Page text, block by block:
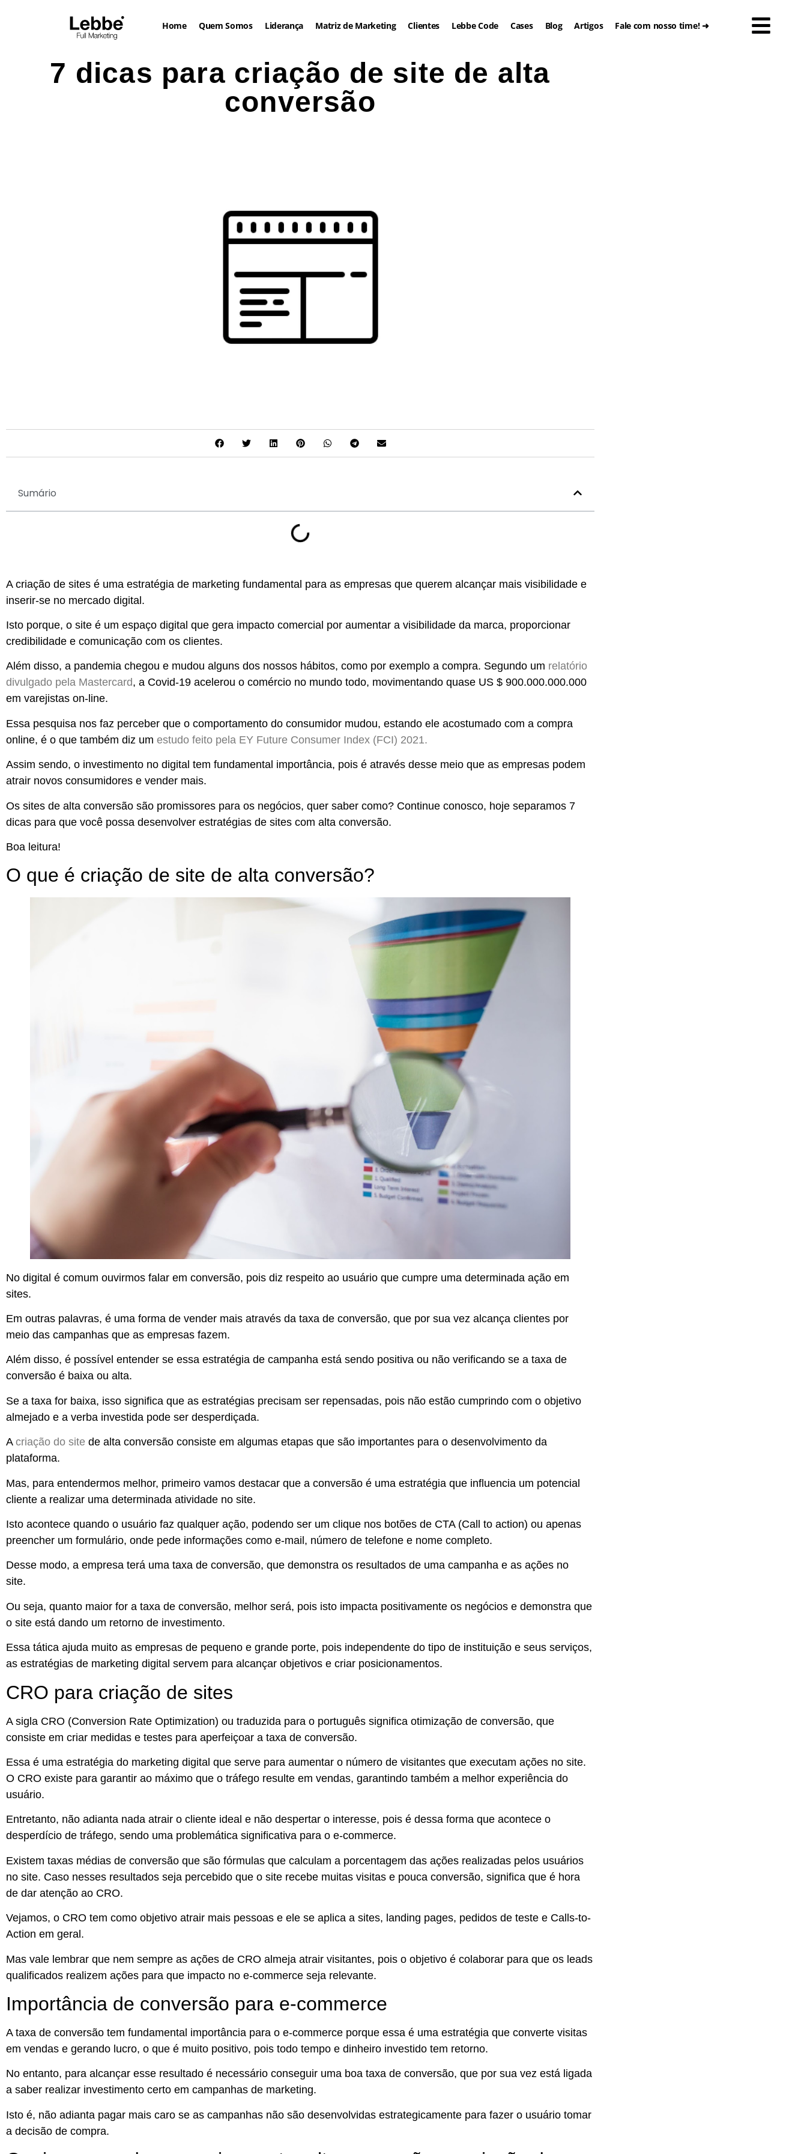
Home Quem Somos Liderança Matriz de Marketing Clientes Lebbe Code Cases Blog Artigos Fale com nosso time! ➜
7 dicas para criação de site de alta
conversão
Sumário
A criação de sites é uma estratégia de marketing fundamental para as empresas que querem alcançar mais visibilidade e
inserir-se no mercado digital.
Isto porque, o site é um espaço digital que gera impacto comercial por aumentar a visibilidade da marca, proporcionar
credibilidade e comunicação com os clientes.
Além disso, a pandemia chegou e mudou alguns dos nossos hábitos, como por exemplo a compra. Segundo um relatório
divulgado pela Mastercard, a Covid-19 acelerou o comércio no mundo todo, movimentando quase US $ 900.000.000.000
em varejistas on-line.
Essa pesquisa nos faz perceber que o comportamento do consumidor mudou, estando ele acostumado com a compra
online, é o que também diz um estudo feito pela EY Future Consumer Index (FCI) 2021.
Assim sendo, o investimento no digital tem fundamental importância, pois é através desse meio que as empresas podem
atrair novos consumidores e vender mais.
Os sites de alta conversão são promissores para os negócios, quer saber como? Continue conosco, hoje separamos 7
dicas para que você possa desenvolver estratégias de sites com alta conversão.
Boa leitura!
O que é criação de site de alta conversão?
No digital é comum ouvirmos falar em conversão, pois diz respeito ao usuário que cumpre uma determinada ação em
sites.
Em outras palavras, é uma forma de vender mais através da taxa de conversão, que por sua vez alcança clientes por
meio das campanhas que as empresas fazem.
Além disso, é possível entender se essa estratégia de campanha está sendo positiva ou não verificando se a taxa de
conversão é baixa ou alta.
Se a taxa for baixa, isso significa que as estratégias precisam ser repensadas, pois não estão cumprindo com o objetivo
almejado e a verba investida pode ser desperdiçada.
A criação do site de alta conversão consiste em algumas etapas que são importantes para o desenvolvimento da
plataforma.
Mas, para entendermos melhor, primeiro vamos destacar que a conversão é uma estratégia que influencia um potencial
cliente a realizar uma determinada atividade no site.
Isto acontece quando o usuário faz qualquer ação, podendo ser um clique nos botões de CTA (Call to action) ou apenas
preencher um formulário, onde pede informações como e-mail, número de telefone e nome completo.
Desse modo, a empresa terá uma taxa de conversão, que demonstra os resultados de uma campanha e as ações no
site.
Ou seja, quanto maior for a taxa de conversão, melhor será, pois isto impacta positivamente os negócios e demonstra que
o site está dando um retorno de investimento.
Essa tática ajuda muito as empresas de pequeno e grande porte, pois independente do tipo de instituição e seus serviços,
as estratégias de marketing digital servem para alcançar objetivos e criar posicionamentos.
CRO para criação de sites
A sigla CRO (Conversion Rate Optimization) ou traduzida para o português significa otimização de conversão, que
consiste em criar medidas e testes para aperfeiçoar a taxa de conversão.
Essa é uma estratégia do marketing digital que serve para aumentar o número de visitantes que executam ações no site.
O CRO existe para garantir ao máximo que o tráfego resulte em vendas, garantindo também a melhor experiência do
usuário.
Entretanto, não adianta nada atrair o cliente ideal e não despertar o interesse, pois é dessa forma que acontece o
desperdício de tráfego, sendo uma problemática significativa para o e-commerce.
Existem taxas médias de conversão que são fórmulas que calculam a porcentagem das ações realizadas pelos usuários
no site. Caso nesses resultados seja percebido que o site recebe muitas visitas e pouca conversão, significa que é hora
de dar atenção ao CRO.
Vejamos, o CRO tem como objetivo atrair mais pessoas e ele se aplica a sites, landing pages, pedidos de teste e Calls-to-
Action em geral.
Mas vale lembrar que nem sempre as ações de CRO almeja atrair visitantes, pois o objetivo é colaborar para que os leads
qualificados realizem ações para que impacto no e-commerce seja relevante.
Importância de conversão para e-commerce
A taxa de conversão tem fundamental importância para o e-commerce porque essa é uma estratégia que converte visitas
em vendas e gerando lucro, o que é muito positivo, pois todo tempo e dinheiro investido tem retorno.
No entanto, para alcançar esse resultado é necessário conseguir uma boa taxa de conversão, que por sua vez está ligada
a saber realizar investimento certo em campanhas de marketing.
Isto é, não adianta pagar mais caro se as campanhas não são desenvolvidas estrategicamente para fazer o usuário tomar
a decisão de compra.